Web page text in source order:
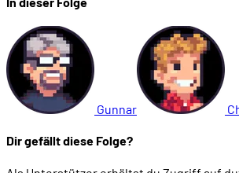
Gunnar
Dir gefällt diese Folge?